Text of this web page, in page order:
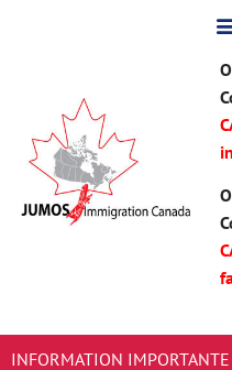
INFORMATION IMPORTANTE